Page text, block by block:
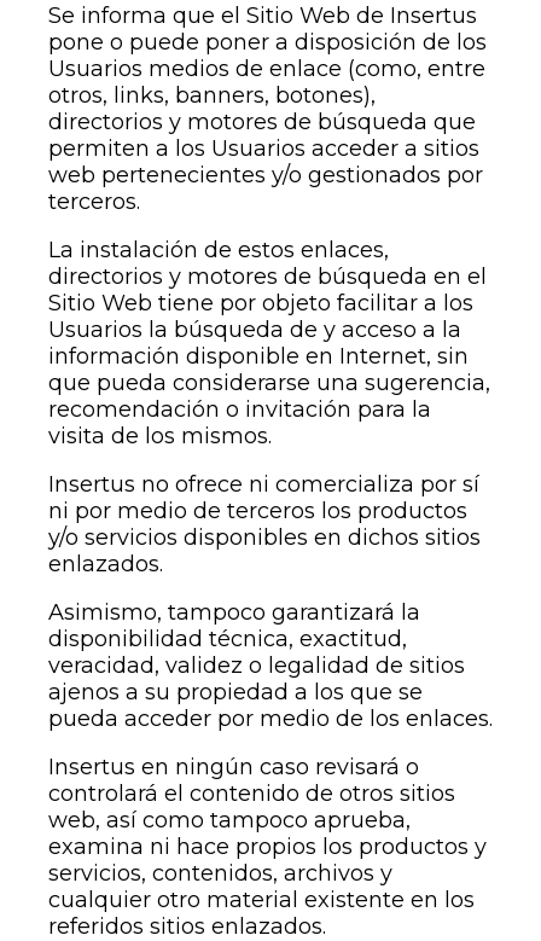
Se informa que el Sitio Web de Insertus
pone o puede poner a disposición de los
Usuarios medios de enlace (como, entre
otros, links, banners, botones),
directorios y motores de búsqueda que
permiten a los Usuarios acceder a sitios
web pertenecientes y/o gestionados por
terceros.
La instalación de estos enlaces,
directorios y motores de búsqueda en el
Sitio Web tiene por objeto facilitar a los
Usuarios la búsqueda de y acceso a la
información disponible en Internet, sin
que pueda considerarse una sugerencia,
recomendación o invitación para la
visita de los mismos.
Insertus no ofrece ni comercializa por sí
ni por medio de terceros los productos
y/o servicios disponibles en dichos sitios
enlazados.
Asimismo, tampoco garantizará la
disponibilidad técnica, exactitud,
veracidad, validez o legalidad de sitios
ajenos a su propiedad a los que se
pueda acceder por medio de los enlaces.
Insertus en ningún caso revisará o
controlará el contenido de otros sitios
web, así como tampoco aprueba,
examina ni hace propios los productos y
servicios, contenidos, archivos y
cualquier otro material existente en los
referidos sitios enlazados.